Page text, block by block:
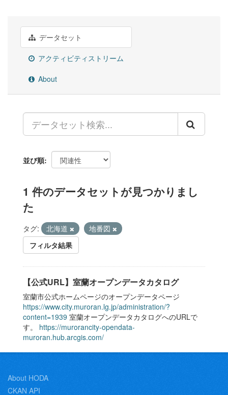
データセット
アクティビティストリーム
About
並び順
1 件のデータセットが見つかりまし
た
タグ: 北海道
地番図
フィルタ結果
【公式URL】室蘭オープンデータカタログ
室蘭市公式ホームページのオープンデータページ
https://www.city.muroran.lg.jp/administration/?
content=1939 室蘭オープンデータカタログへのURLで
す。 https://murorancity-opendata-
muroran.hub.arcgis.com/
About HODA
CKAN API